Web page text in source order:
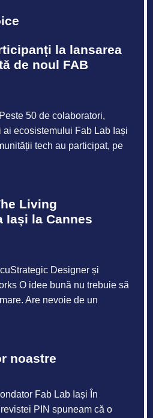
la lansarea
de noul FAB
50 de colaboratori,
ai ecosistemului Fab Lab Iași
tech au participat, pe
Living
Iași la Cannes
Designer și
O idee bună nu trebuie să
Are nevoie de un
noastre
Fab Lab Iași În
PIN spuneam că o